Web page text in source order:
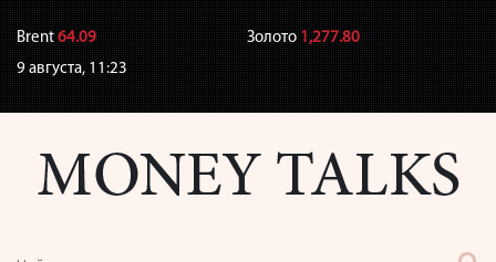
Brent64.09 Золото1,277.80
9 августа,11:23